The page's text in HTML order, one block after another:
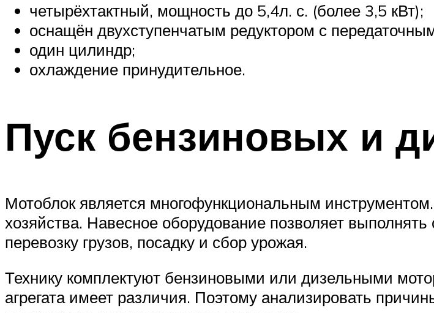
четырёхтактный, мощность до 5,4л. с. (более 3,5 кВт);
оснащён двухступенчатым редуктором с
один цилиндр;
охлаждение принудительное.
Пуск бензиновых и
Мотоблок является многофункциональным
хозяйства. Навесное оборудование позволяет выполнять
перевозку грузов, посадку и сбор урожая.
Технику комплектуют бензиновыми или дизельными
агрегата имеет различия. Поэтому анализировать